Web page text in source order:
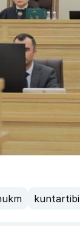
kuntartibi